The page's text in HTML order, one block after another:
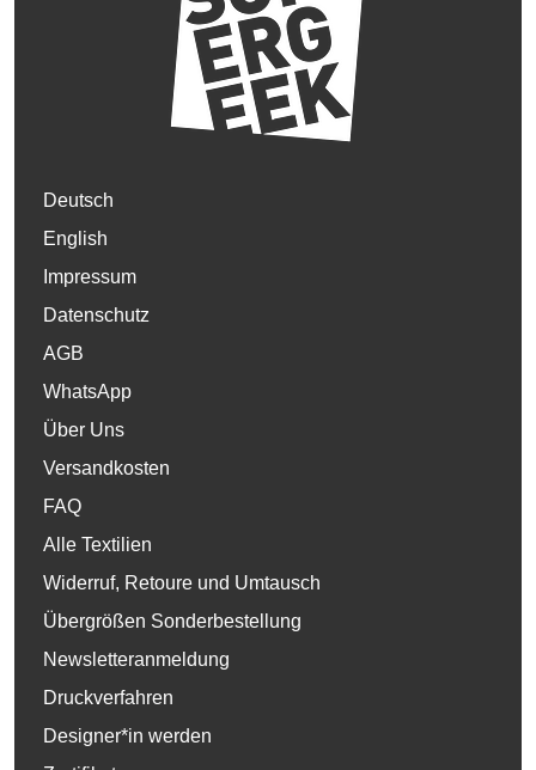
Deutsch
English
Impressum
Datenschutz
AGB
WhatsApp
Über Uns
Versandkosten
FAQ
Alle Textilien
Widerruf, Retoure und Umtausch
Übergrößen Sonderbestellung
Newsletteranmeldung
Druckverfahren
Designer*in werden